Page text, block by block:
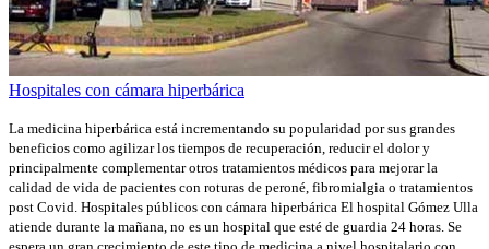
Hospitales con cámara hiperbárica
La medicina hiperbárica está incrementando su popularidad por sus grandes
beneficios como agilizar los tiempos de recuperación, reducir el dolor y
principalmente complementar otros tratamientos médicos para mejorar la
calidad de vida de pacientes con roturas de peroné, fibromialgia o tratamientos
post Covid. Hospitales públicos con cámara hiperbárica El hospital Gómez Ulla
atiende durante la mañana, no es un hospital que esté de guardia 24 horas. Se